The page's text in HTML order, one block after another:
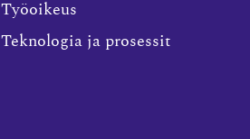
Työoikeus
Teknologia ja prosessit